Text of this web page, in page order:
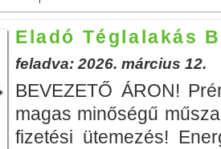
Eladó Téglalakás
feladva: 2026. március 12.
BEVEZETŐ ÁRON!
magas minőségű
fizetési ütemezés!